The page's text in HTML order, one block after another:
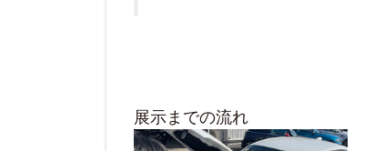
展示までの流れ